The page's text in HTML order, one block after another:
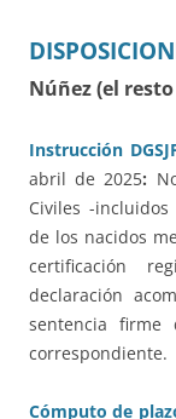
Núñez (el
Instrucción
abril de 2025:
Civiles -
de los nacidos
certificación
declaración
sentencia firme
correspondiente.
Cómputo de